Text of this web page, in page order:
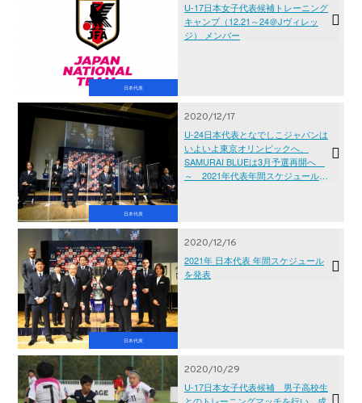
日本代表
U-17日本女子代表候補トレーニング
キャンプ（12.21～24＠Jヴィレッ
ジ） メンバー
日本代表
2020/12/17
U-24日本代表となでしこジャパンは
いよいよ東京オリンピックへ、
SAMURAI BLUEは3月予選再開へ
～ 2021年代表年間スケジュール発
日本代表
2020/12/16
2021年 日本代表 年間スケジュール
を発表
2020/10/29
U-17日本女子代表候補 男子高校生